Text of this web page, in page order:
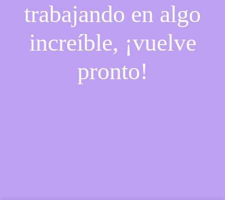
trabajando en algo
increíble, ¡vuelve
pronto!